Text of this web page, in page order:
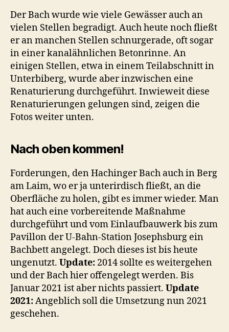
Der Bach wurde wie viele Gewässer auch an
vielen Stellen begradigt. Auch heute noch fließt
er an manchen Stellen schnurgerade, oft sogar
in einer kanalähnlichen Betonrinne. An
einigen Stellen, etwa in einem Teilabschnitt in
Unterbiberg, wurde aber inzwischen eine
Renaturierung durchgeführt. Inwieweit diese
Renaturierungen gelungen sind, zeigen die
Fotos weiter unten.
Nach oben kommen!
Forderungen, den Hachinger Bach auch in Berg
am Laim, wo er ja unterirdisch fließt, an die
Oberfläche zu holen, gibt es immer wieder. Man
hat auch eine vorbereitende Maßnahme
durchgeführt und vom Einlaufbauwerk bis zum
Pavillon der U-Bahn-Station Josephsburg ein
Bachbett angelegt. Doch dieses ist bis heute
ungenutzt. Update: 2014 sollte es weitergehen
und der Bach hier offengelegt werden. Bis
Januar 2021 ist aber nichts passiert. Update
2021:Angeblich soll die Umsetzung nun 2021
geschehen.